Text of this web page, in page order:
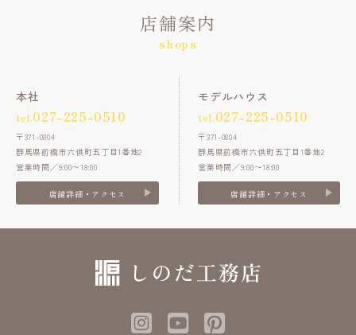
店舗案内
shops
本社
tel.027-225-0510
〒371-0804
群馬県前橋市六供町五丁目1番地2
営業時間／9:00〜18:00
店舗詳細・アクセス
モデルハウス
tel.027-225-0510
〒371-0804
群馬県前橋市六供町五丁目1番地2
営業時間／9:00〜18:00
店舗詳細・アクセス